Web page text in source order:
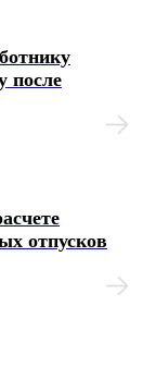
после
отпусков